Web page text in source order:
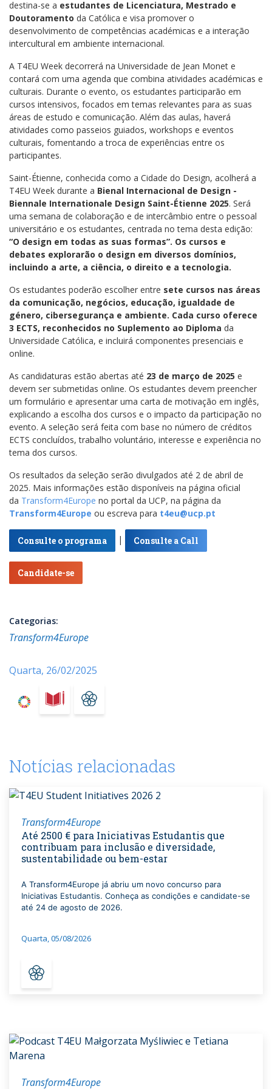
destina-se a estudantes de Licenciatura, Mestrado e
Doutoramento da Católica e visa promover o
desenvolvimento de competências académicas e a interação
intercultural em ambiente internacional.
A T4EU Week decorrerá na Universidade de Jean Monet e
contará com uma agenda que combina atividades académicas e
culturais. Durante o evento, os estudantes participarão em
cursos intensivos, focados em temas relevantes para as suas
áreas de estudo e comunicação. Além das aulas, haverá
atividades como passeios guiados, workshops e eventos
culturais, fomentando a troca de experiências entre os
participantes.
Saint-Étienne, conhecida como a Cidade do Design, acolherá a
T4EU Week durante a Bienal Internacional de Design -
Biennale Internationale Design Saint-Étienne 2025. Será
uma semana de colaboração e de intercâmbio entre o pessoal
universitário e os estudantes, centrada no tema desta edição:
“O design em todas as suas formas”. Os cursos e
debates explorarão o design em diversos domínios,
incluindo a arte, a ciência, o direito e a tecnologia.
Os estudantes poderão escolher entre sete cursos nas áreas
da comunicação, negócios, educação, igualdade de
género, cibersegurança e ambiente. Cada curso oferece
3 ECTS, reconhecidos no Suplemento ao Diploma da
Universidade Católica, e incluirá componentes presenciais e
online.
As candidaturas estão abertas até 23 de março de 2025 e
devem ser submetidas online. Os estudantes devem preencher
um formulário e apresentar uma carta de motivação em inglês,
explicando a escolha dos cursos e o impacto da participação no
evento. A seleção será feita com base no número de créditos
ECTS concluídos, trabalho voluntário, interesse e experiência no
tema dos cursos.
Os resultados da seleção serão divulgados até 2 de abril de
2025. Mais informações estão disponíveis na página oficial
da Transform4Europe no portal da UCP, na página da
Transform4Europe ou escreva para t4eu@ucp.pt
Consulte o programa | Consulte a Call
Candidate-se
Categorias:
Transform4Europe
Quarta, 26/02/2025
Notícias relacionadas
Transform4Europe
Até 2500 € para Iniciativas Estudantis que
contribuam para inclusão e diversidade,
sustentabilidade ou bem-estar
A Transform4Europe já abriu um novo concurso para
Iniciativas Estudantis. Conheça as condições e candidate-se
até 24 de agosto de 2026.
Quarta, 05/08/2026
Transform4Europe